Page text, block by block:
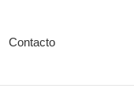
Contacto